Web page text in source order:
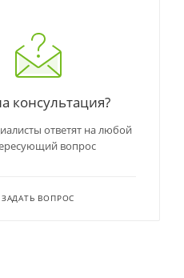
консультация?
ответят на любой
вопрос
ЗАДАТЬ ВОПРОС